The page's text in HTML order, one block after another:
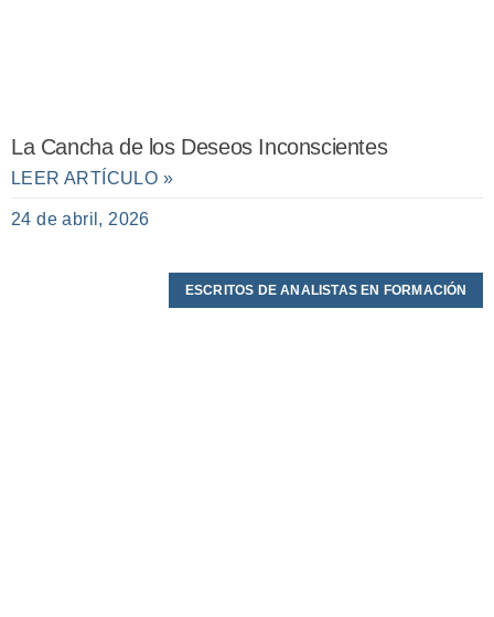
La Cancha de los Deseos Inconscientes
LEER ARTÍCULO »
24 de abril, 2026
ESCRITOS DE ANALISTAS EN FORMACIÓN